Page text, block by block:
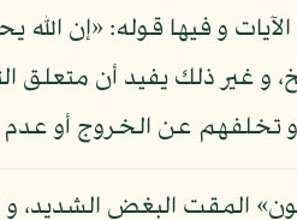
و فيها قوله: «إن
و غير ذلك يفيد أن
أو تخلفهم عن الخروج أو
المقت البغض الشديد،